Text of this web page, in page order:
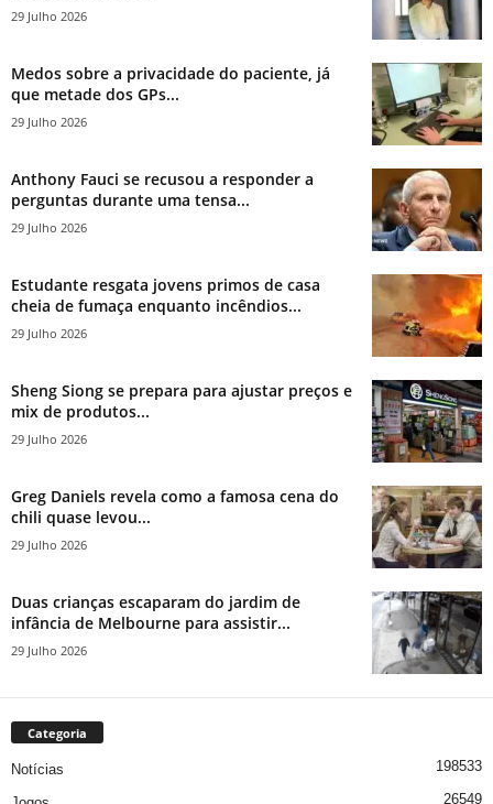
29 Julho 2026
Medos sobre a privacidade do paciente, já
que metade dos GPs...
29 Julho 2026
Anthony Fauci se recusou a responder a
perguntas durante uma tensa...
29 Julho 2026
Estudante resgata jovens primos de casa
cheia de fumaça enquanto incêndios...
29 Julho 2026
Sheng Siong se prepara para ajustar preços e
mix de produtos...
29 Julho 2026
Greg Daniels revela como a famosa cena do
chili quase levou...
29 Julho 2026
Duas crianças escaparam do jardim de
infância de Melbourne para assistir...
29 Julho 2026
Categoria
Notícias 198533
26549